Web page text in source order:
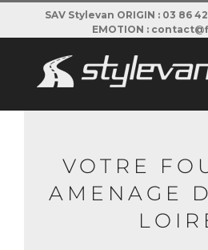
au
contenu
SAV Stylevan ORIGIN : 03 86
EMOTION :
VOTRE
AMENAGE